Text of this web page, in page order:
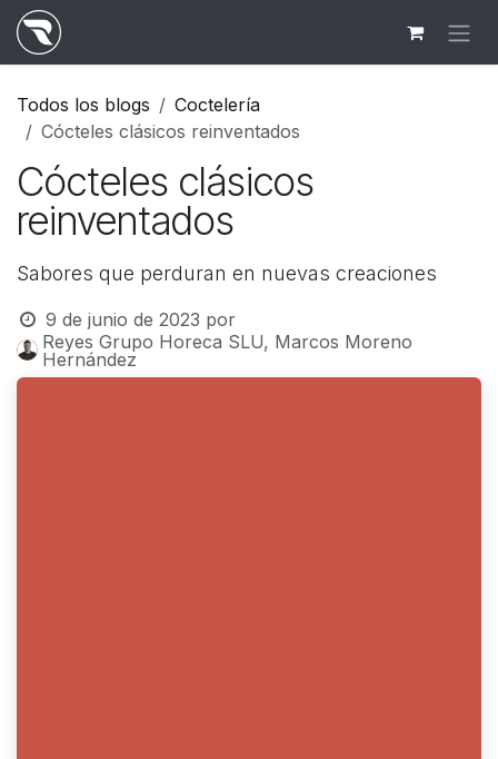
Ir al contenido
Todos los blogs
Coctelería
Cócteles clásicos reinventados
Cócteles clásicos
reinventados
Sabores que perduran en nuevas creaciones
9 de junio de 2023 por
Reyes Grupo Horeca SLU, Marcos Moreno
Hernández